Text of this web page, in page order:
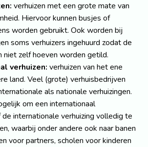
verhuizen met een grote mate van
Hiervoor kunnen busjes of
worden gebruikt. Ook worden bij
soms verhuizers ingehuurd zodat de
niet zelf hoeven worden getild.
verhuizen: verhuizen van het ene
land. Veel (grote) verhuisbedrijven
als nationale verhuizingen.
om een internationaal
internationale verhuizing volledig te
waarbij onder andere ook naar banen
voor partners, scholen voor kinderen